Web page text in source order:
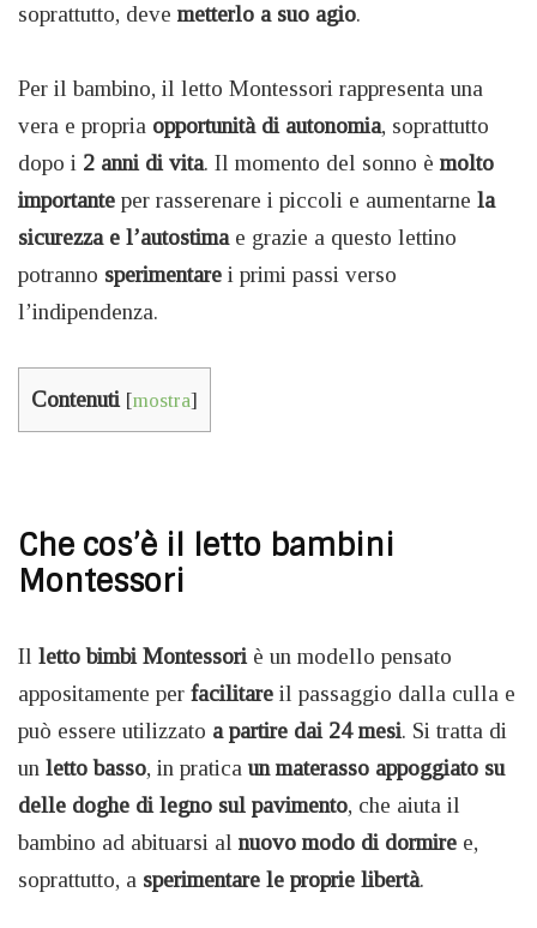
soprattutto, deve metterlo a suo agio.
Per il bambino, il letto Montessori rappresenta una
vera e propria opportunità di autonomia, soprattutto
dopo i 2 anni di vita. Il momento del sonno è molto
importante per rasserenare i piccoli e aumentarne la
sicurezza e l’autostima e grazie a questo lettino
potranno sperimentare i primi passi verso
l’indipendenza.
Contenuti [mostra]
Che cos’è il letto bambini
Montessori
Il letto bimbi Montessori è un modello pensato
appositamente per facilitare il passaggio dalla culla e
può essere utilizzato a partire dai 24 mesi. Si tratta di
un letto basso, in pratica un materasso appoggiato su
delle doghe di legno sul pavimento, che aiuta il
bambino ad abituarsi al nuovo modo di dormire e,
soprattutto, a sperimentare le proprie libertà.